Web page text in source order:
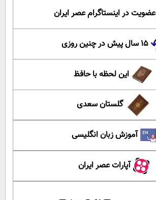
عضویت در اینستاگرام عصر ایران
۱۵ سال پیش در چنین روزی
این لحظه با حافظ
گلستان سعدی
آموزش زبان انگلیسی
آپارات عصر ایران